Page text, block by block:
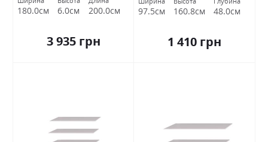
180.0см 6.0см 200.0см
3 935 грн
97.5см 160.8см 48.0см
1 410 грн